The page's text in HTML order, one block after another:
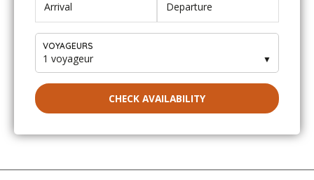
VOYAGEURS
1 voyageur ▼
CHECK AVAILABILITY